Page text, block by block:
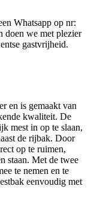
Whatsapp op nr:
doen we met plezier
gastvrijheid.
en is gemaakt van
kwaliteit. De
mest in op te slaan,
de rijbak. Door
op te ruimen,
staan. Met de twee
te nemen en te
eenvoudig met